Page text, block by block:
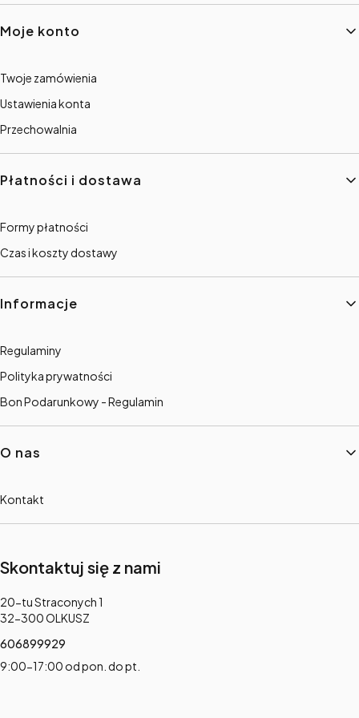
Linki w stopce
Moje konto
Twoje zamówienia
Ustawienia konta
Przechowalnia
Płatności i dostawa
Formy płatności
Czas i koszty dostawy
Informacje
Regulaminy
Polityka prywatności
Bon Podarunkowy - Regulamin
O nas
Kontakt
Skontaktuj się z nami
Adres:
20-tu Straconych 1
32-300 OLKUSZ
606899929
9:00-17:00 od pon. do pt.